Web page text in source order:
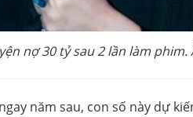
nợ 30 tỷ sau 2 lần làm
năm sau, con số này dự